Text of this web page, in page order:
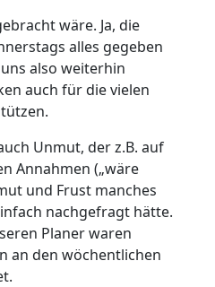
wäre. Ja, die
alles gegeben
also weiterhin
auch für die vielen
Unmut, der z.B. auf
Annahmen („wäre
und Frust manches
nachgefragt hätte.
Planer waren
an den wöchentlichen